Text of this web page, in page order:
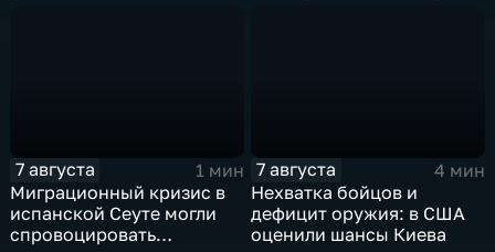
7 августа
1 мин
Миграционный кризис в
испанской Сеуте могли
спровоцировать
7 августа
4 мин
Нехватка бойцов и
дефицит оружия: в США
оценили шансы Киева